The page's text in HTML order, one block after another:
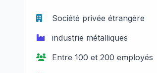
Société privée étrangère
industrie métalliques
Entre 100 et 200 employés